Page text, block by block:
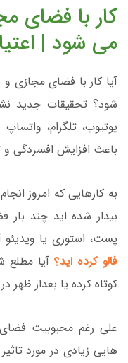
کار با فضای
می شود |
آیا کار با فضای مجازی
شود؟ تحقیقات جدید
یوتیوب، تلگرام،
باعث افزایش افسردگی و
به کارهایی که امروز
بیدار شده اید چند
پست، استوری یا ویدیئو
فالو کرده اید؟ آیا
کوتاه کرده یا بعداز
علی رغم محبوبیت
هایی زیادی در مورد